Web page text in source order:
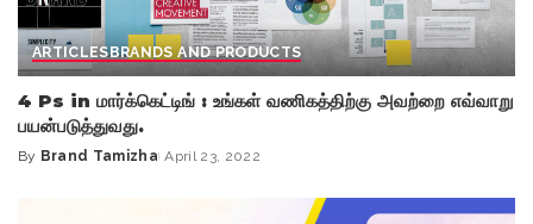
ARTICLESBRANDS AND PRODUCTS
4 Ps in மார்க்கெட்டிங் : உங்கள் வணிகத்திற்கு அவற்றை எவ்வாறு
பயன்படுத்துவது.
Posted
By Brand Tamizha April 23, 2022